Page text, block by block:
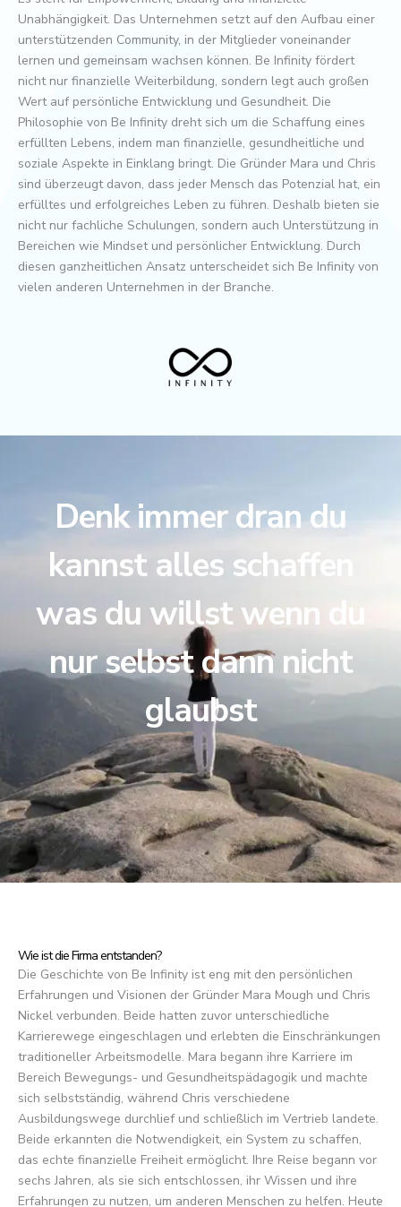
Unabhängigkeit. Das Unternehmen setzt auf den Aufbau einer
unterstützenden Community, in der Mitglieder voneinander
lernen und gemeinsam wachsen können. Be Infinity fördert
nicht nur finanzielle Weiterbildung, sondern legt auch großen
Wert auf persönliche Entwicklung und Gesundheit. Die
Philosophie von Be Infinity dreht sich um die Schaffung eines
erfüllten Lebens, indem man finanzielle, gesundheitliche und
soziale Aspekte in Einklang bringt. Die Gründer Mara und Chris
sind überzeugt davon, dass jeder Mensch das Potenzial hat, ein
erfülltes und erfolgreiches Leben zu führen. Deshalb bieten sie
nicht nur fachliche Schulungen, sondern auch Unterstützung in
Bereichen wie Mindset und persönlicher Entwicklung. Durch
diesen ganzheitlichen Ansatz unterscheidet sich Be Infinity von
vielen anderen Unternehmen in der Branche.
Denk immer dran du
kannst alles schaffen
was du willst wenn du
nur selbst dann nicht
glaubst
Wie ist die Firma entstanden?
Die Geschichte von Be Infinity ist eng mit den persönlichen
Erfahrungen und Visionen der Gründer Mara Mough und Chris
Nickel verbunden. Beide hatten zuvor unterschiedliche
Karrierewege eingeschlagen und erlebten die Einschränkungen
traditioneller Arbeitsmodelle. Mara begann ihre Karriere im
Bereich Bewegungs- und Gesundheitspädagogik und machte
sich selbstständig, während Chris verschiedene
Ausbildungswege durchlief und schließlich im Vertrieb landete.
Beide erkannten die Notwendigkeit, ein System zu schaffen,
das echte finanzielle Freiheit ermöglicht. Ihre Reise begann vor
sechs Jahren, als sie sich entschlossen, ihr Wissen und ihre
Erfahrungen zu nutzen, um anderen Menschen zu helfen. Heute